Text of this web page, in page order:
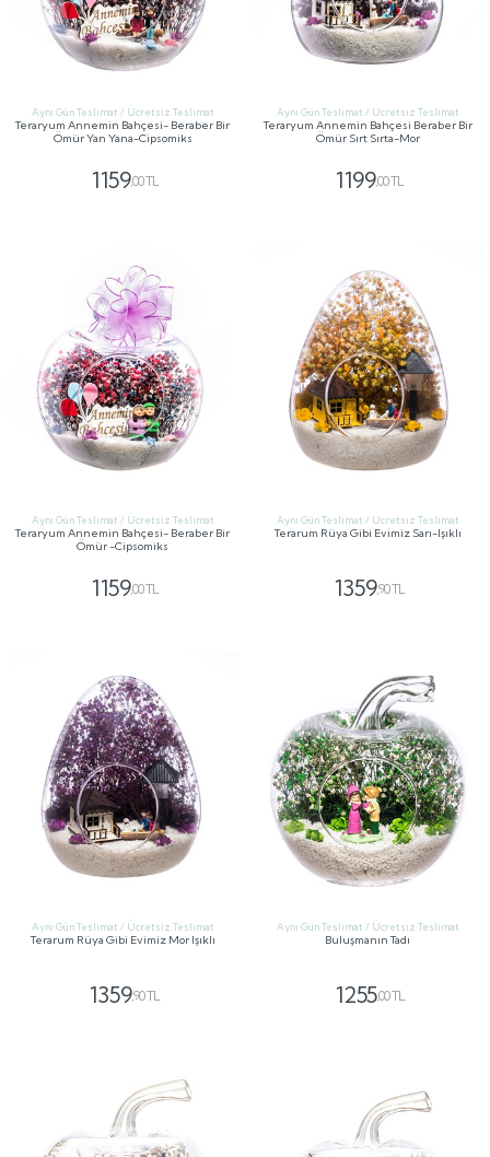
Aynı Gün Teslimat / Ücretsiz Teslimat
Teraryum Annemin Bahçesi- Beraber Bir
Ömür Yan Yana-Cipsomiks
1159,00 TL
Aynı Gün Teslimat / Ücretsiz Teslimat
Teraryum Annemin Bahçesi Beraber Bir
Ömür Sırt Sırta-Mor
1199,00 TL
Aynı Gün Teslimat / Ücretsiz Teslimat
Teraryum Annemin Bahçesi- Beraber Bir
Ömür -Cipsomiks
1159,00 TL
Aynı Gün Teslimat / Ücretsiz Teslimat
Terarum Rüya Gibi Evimiz Sarı-Işıklı
1359,90 TL
Aynı Gün Teslimat / Ücretsiz Teslimat
Terarum Rüya Gibi Evimiz Mor Işıklı
1359,90 TL
Aynı Gün Teslimat / Ücretsiz Teslimat
Buluşmanın Tadı
1255,00 TL